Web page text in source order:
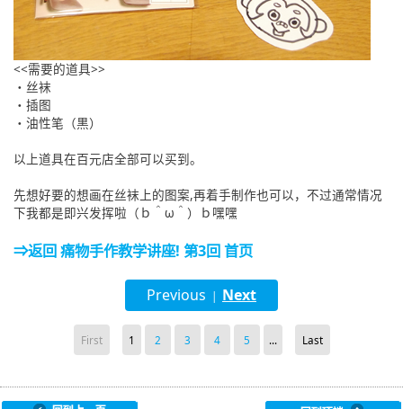
<<需要的道具>>
・丝袜
・插图
・油性笔（黒）
以上道具在百元店全部可以买到。
先想好要的想画在丝袜上的图案,再着手制作也可以，不过通常情况
下我都是即兴发挥啦（ｂ＾ω＾）ｂ嘿嘿
⇒返回 痛物手作教学讲座! 第3回 首页
Previous | Next
First 1 2 3 4 5 ... Last